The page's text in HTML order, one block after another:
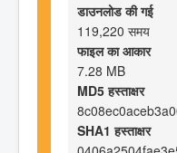
डाउनलोड की गई
119,220 समय
फाइल का आकार
7.28 MB
MD5 हस्ताक्षर
SHA1 हस्ताक्षर